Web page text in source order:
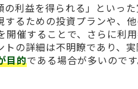
利益を得られる」といっ
るための投資プランや、
催することで、さらに利
の詳細は不明瞭であり、
目的である場合が多いのです